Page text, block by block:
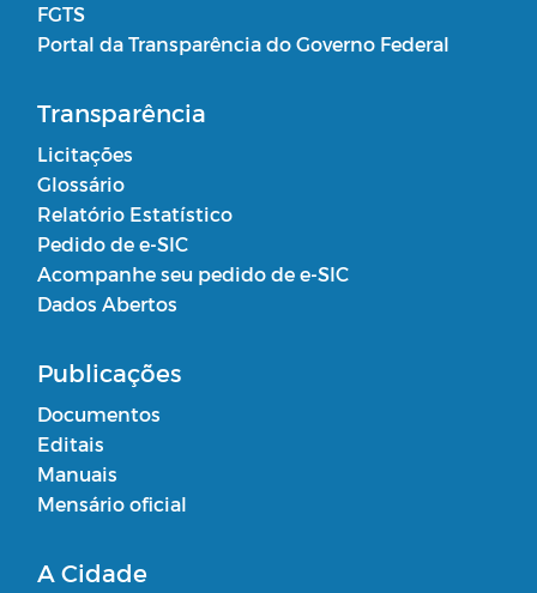
FGTS
Portal da Transparência do Governo Federal
Transparência
Licitações
Glossário
Relatório Estatístico
Pedido de e-SIC
Acompanhe seu pedido de e-SIC
Dados Abertos
Publicações
Documentos
Editais
Manuais
Mensário oficial
A Cidade